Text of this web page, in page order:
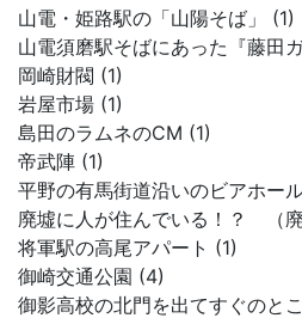
山電・姫路駅の「山陽そば」 (1)
山電須磨駅そばにあった『藤田
岡崎財閥 (1)
岩屋市場 (1)
島田のラムネのCM (1)
帝武陣 (1)
平野の有馬街道沿いのビアホー
廃墟に人が住んでいる！？ （
将軍駅の高尾アパート (1)
御崎交通公園 (4)
御影高校の北門を出てすぐのと